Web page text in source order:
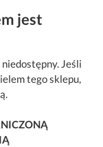
jest
Jeśli
tego sklepu,